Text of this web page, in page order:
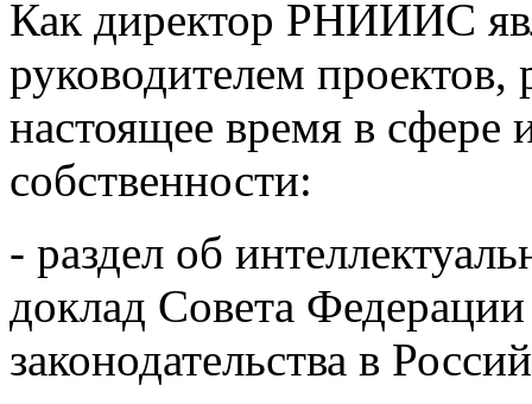
Как директор РНИИИС
руководителем
настоящее время в сфере
собственности:
- раздел об
доклад Совета
законодательства в